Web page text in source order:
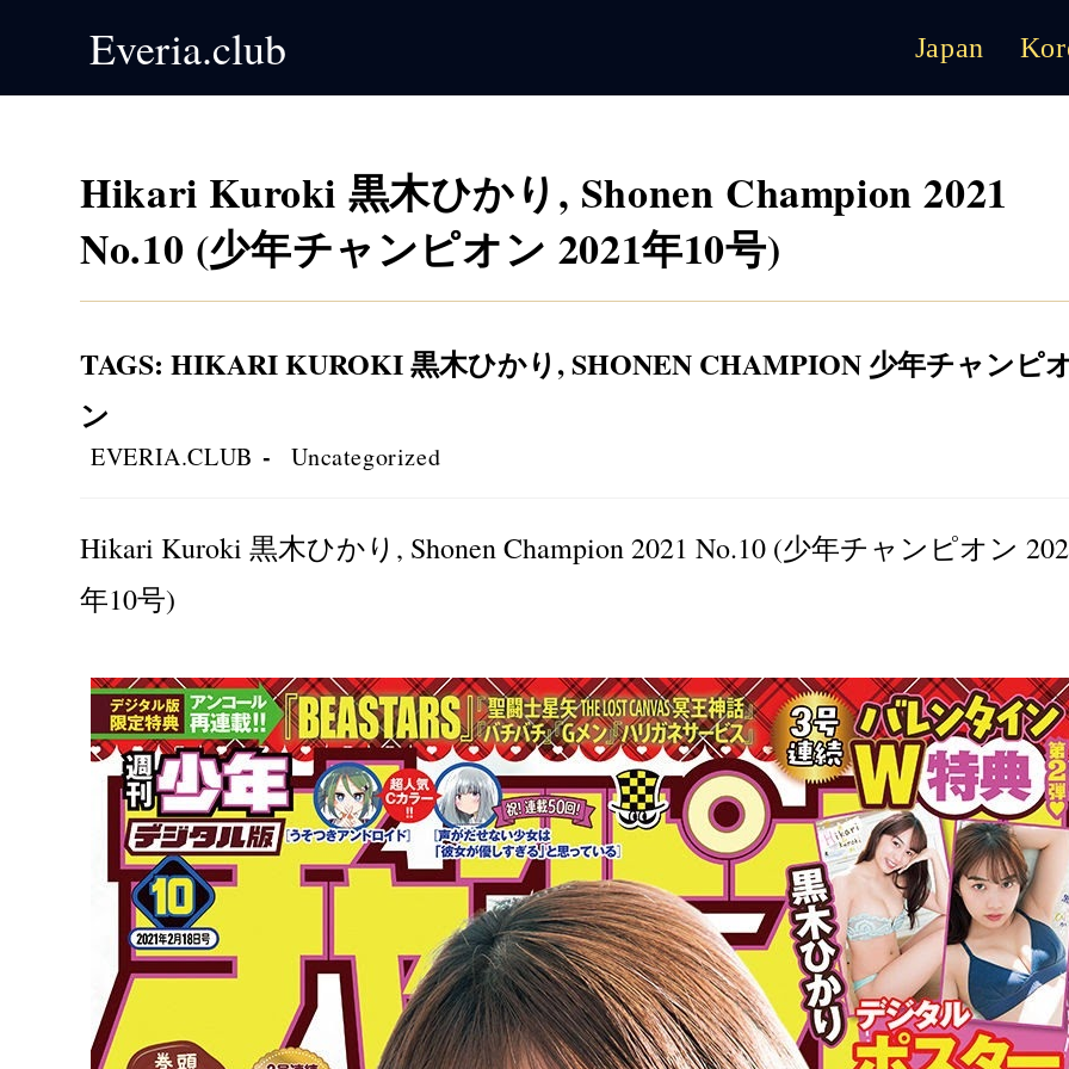
Everia.club Japan
Hikari Kuroki 黒木ひかり, Shonen Champion 2021
No.10 (少年チャンピオン 2021年10号)
TAGS:HIKARI KUROKI 黒木ひかり ,SHONEN CHAMPION 少年チャンピ
ン
Post
author:
EVERIA.CLUB
Post
category:
Uncategorized
Hikari Kuroki 黒木ひかり, Shonen Champion 2021 No.10 (少年チャンピオン
年10号)